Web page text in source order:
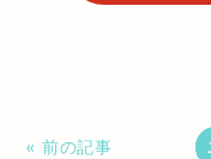
« 前の記事